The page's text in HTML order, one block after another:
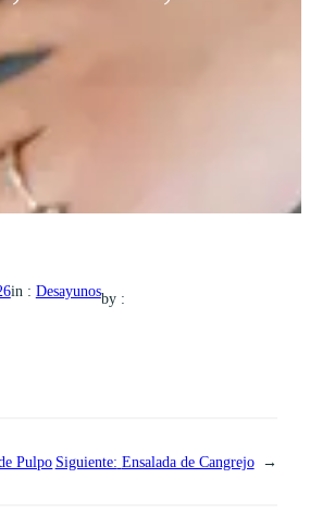
in : Desayunosby :
Pulpo Siguiente: Ensalada de Cangrejo →